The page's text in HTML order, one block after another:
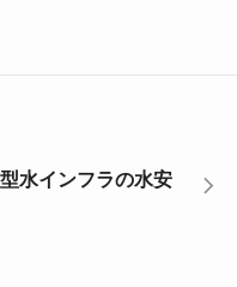
水インフラの水安